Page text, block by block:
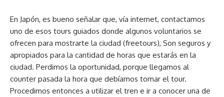
En Japón, es bueno señalar que, vía internet, contactamos
uno de esos tours guiados donde algunos voluntarios se
ofrecen para mostrarte la ciudad (freetours), Son seguros y
apropiados para la cantidad de horas que estarás en la
ciudad. Perdimos la oportunidad, porque llegamos al
counter pasada la hora que debíamos tomar el tour.
Procedimos entonces a utilizar el tren e ir a conocer una de